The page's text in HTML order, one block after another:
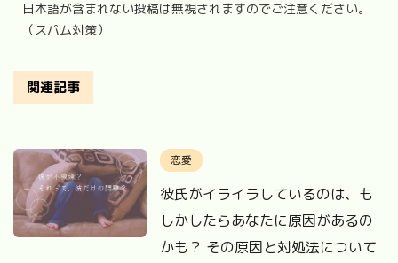
日本語が含まれない投稿は無視されますのでご注意ください。
（スパム対策）
関連記事
恋愛
彼氏がイライラしているのは、も
しかしたらあなたに原因があるの
かも？ その原因と対処法について